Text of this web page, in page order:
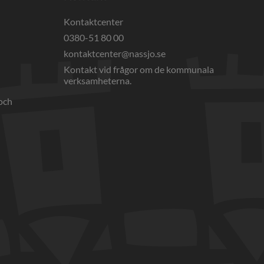
öppnas i nytt fönster.
webbplats, öppnas i nytt fönster.
Kontaktcenter
0380-51 80 00
kontaktcenter@nassjo.se
Kontakt vid frågor om de kommunala
verksamheterna.